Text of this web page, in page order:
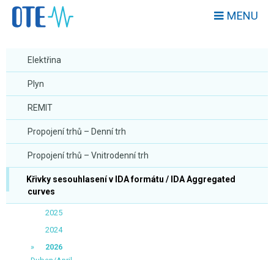
MENU
Elektřina
Plyn
REMIT
Propojení trhů – Denní trh
Propojení trhů – Vnitrodenní trh
Křivky sesouhlasení v IDA formátu / IDA Aggregated
curves
2025
2024
2026